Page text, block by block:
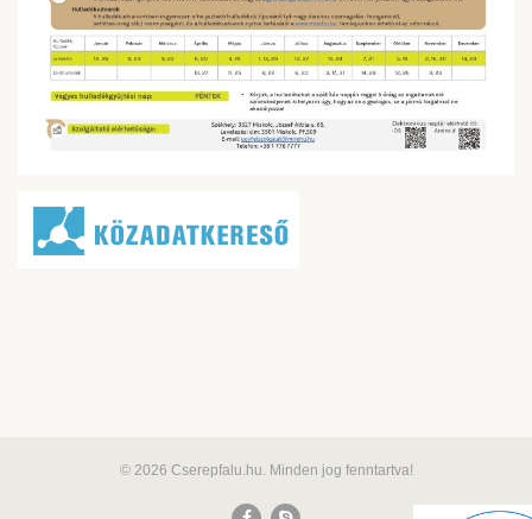
© 2026 Cserepfalu.hu. Minden jog fenntartva!